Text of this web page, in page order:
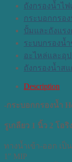
ถังกรองน้ำไฟ
กระบอกกรอง
ปั้มและถังแร
ระบบกรองน้
อะไหล่และอุ
ถังกรองน้ำสแ
Description
-กระบอกกรองน้ำ
รูเกลียว 1 นิ้ว 2 โอริง
ทางน้ำเข้า-ออก เป็
1″ MIP